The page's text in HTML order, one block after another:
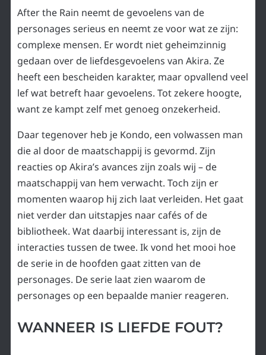
After the Rain neemt de gevoelens van de
personages serieus en neemt ze voor wat ze zijn:
complexe mensen. Er wordt niet geheimzinnig
gedaan over de liefdesgevoelens van Akira. Ze
heeft een bescheiden karakter, maar opvallend veel
lef wat betreft haar gevoelens. Tot zekere hoogte,
want ze kampt zelf met genoeg onzekerheid.
Daar tegenover heb je Kondo, een volwassen man
die al door de maatschappij is gevormd. Zijn
reacties op Akira’s avances zijn zoals wij – de
maatschappij van hem verwacht. Toch zijn er
momenten waarop hij zich laat verleiden. Het gaat
niet verder dan uitstapjes naar cafés of de
bibliotheek. Wat daarbij interessant is, zijn de
interacties tussen de twee. Ik vond het mooi hoe
de serie in de hoofden gaat zitten van de
personages. De serie laat zien waarom de
personages op een bepaalde manier reageren.
WANNEER IS LIEFDE FOUT?